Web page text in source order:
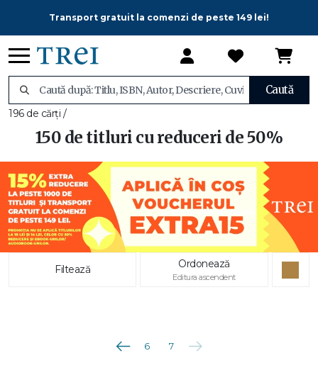
Transport gratuit la comenzi de peste 149 lei!
Caută
196 de cărți /
150 de titluri cu reduceri de 50%
Filtează Ordonează
Editura ascendent
Anterioara
6 7 Următoarea